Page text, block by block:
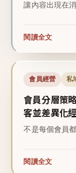
讓內容出現在
閱讀全文
會員經營 私
會員分層策
客並差異化
不是每個會員
閱讀全文